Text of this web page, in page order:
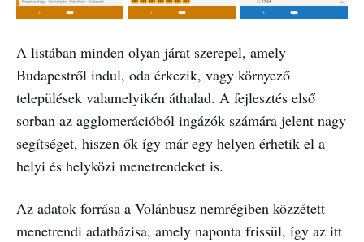
A listában minden olyan járat szerepel, amely
Budapestről indul, oda érkezik, vagy környező
települések valamelyikén áthalad. A fejlesztés első
sorban az agglomerációból ingázók számára jelent nagy
segítséget, hiszen ők így már egy helyen érhetik el a
helyi és helyközi menetrendeket is.
Az adatok forrása a Volánbusz nemrégiben közzétett
menetrendi adatbázisa, amely naponta frissül, így az itt